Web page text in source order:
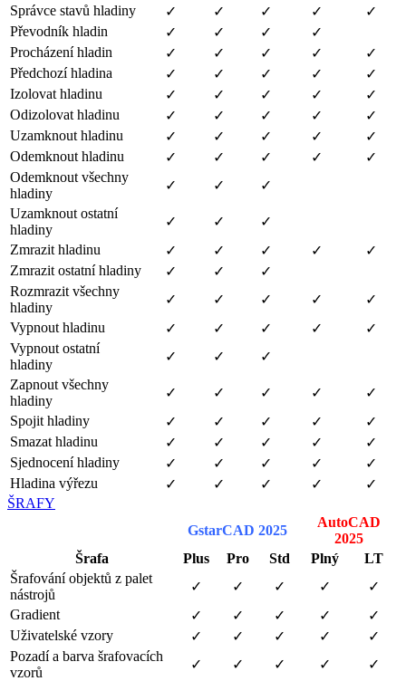
Správce stavů hladiny
✓ ✓ ✓ ✓
✓
Převodník hladin
✓ ✓ ✓
✓
Procházení hladin
✓ ✓ ✓ ✓
✓
Předchozí hladina
✓ ✓ ✓ ✓
✓
Izolovat hladinu
✓ ✓ ✓ ✓
✓
Odizolovat hladinu
✓ ✓ ✓ ✓
✓
Uzamknout hladinu
✓ ✓ ✓ ✓
✓
Odemknout hladinu
✓ ✓ ✓ ✓
✓
Odemknout všechny
hladiny
✓ ✓
✓
Uzamknout ostatní
hladiny
✓ ✓
✓
Zmrazit hladinu
✓ ✓ ✓ ✓
✓
Zmrazit ostatní hladiny
✓ ✓
✓
Rozmrazit všechny
hladiny
✓ ✓ ✓ ✓
✓
Vypnout hladinu
✓ ✓ ✓ ✓
✓
Vypnout ostatní
hladiny
✓ ✓
✓
Zapnout všechny
hladiny
✓ ✓ ✓ ✓
✓
Spojit hladiny
✓ ✓ ✓ ✓
✓
Smazat hladinu
✓ ✓ ✓ ✓
✓
Sjednocení hladiny
✓ ✓ ✓ ✓
✓
Hladina výřezu
✓ ✓ ✓ ✓
✓
ŠRAFY
GstarCAD 2025
AutoCAD
2025
Šrafa
Plus Pro Std Plný
LT
Šrafování objektů z palet
nástrojů
✓ ✓ ✓ ✓
✓
Gradient
✓ ✓ ✓ ✓
✓
Uživatelské vzory
✓ ✓ ✓ ✓
✓
Pozadí a barva šrafovacích
vzorů
✓ ✓ ✓ ✓
✓